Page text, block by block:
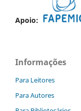
Apoio:
Informações
Para Leitores
Para Autores